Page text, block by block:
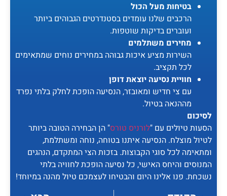
בטיחות מעל הכול
הרכבים שלנו עומדים בסטנדרטים הגבוהים ביותר
ועוברים בדיקות שוטפות.
מחירים משתלמים
השירות מציע איכות גבוהה במחירים נוחים שמתאימים
לכל תקציב.
חוויית נסיעה יוצאת דופן
עם צי חדיש ומאובזר, הנסיעה הופכת לחלק בלתי נפרד
מההנאה בטיול.
לסיכום
הסעות טיולים עם "לורניס טורס" הן הבחירה הטובה ביותר
לטיול מוצלח. הנסיעה איתנו בטוחה, נוחה ומשתלמת,
ומתאימה לכל סוגי הקבוצות. בזכות הצי המתקדם, הנהגים
המנוסים והיחס האישי, כל נסיעה הופכת לחוויה בלתי
נשכחת. פנו אלינו היום והבטיחו לעצמכם טיול מהנה במיוחד!